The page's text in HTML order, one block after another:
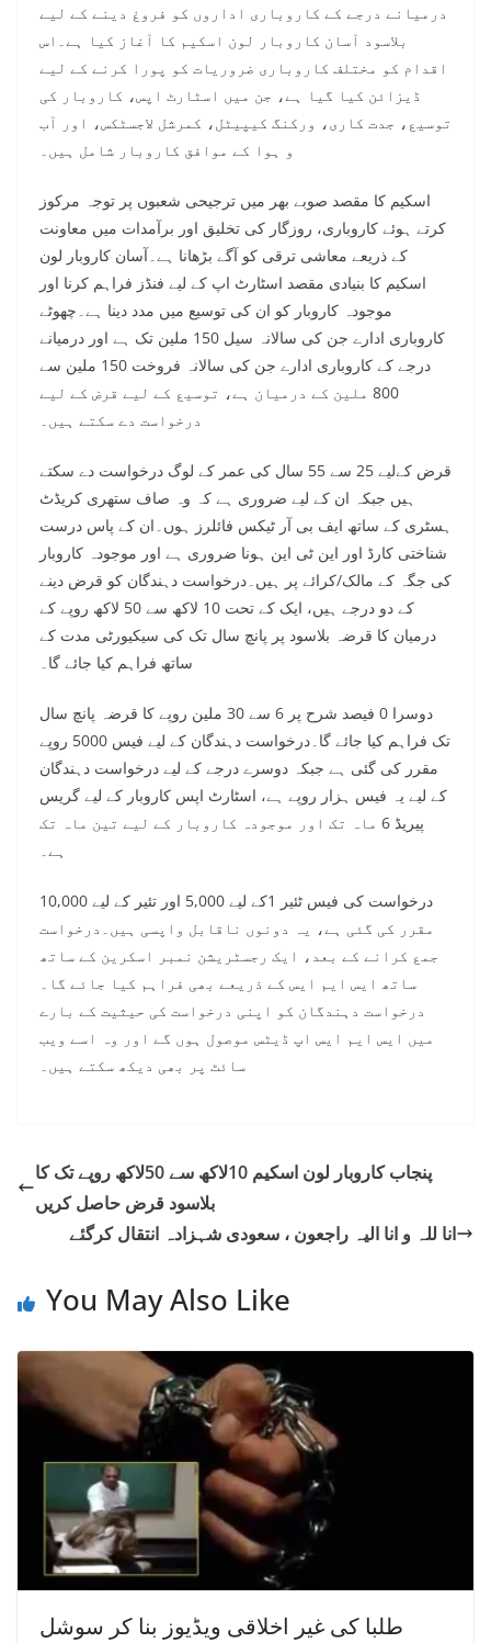
درمیانے درجے کے کاروباری اداروں کو فروغ دینے کے لیے
بلاسود آسان کاروبار لون اسکیم کا آغاز کیا ہے۔اس
اقدام کو مختلف کاروباری ضروریات کو پورا کرنے کے لیے
ڈیزائن کیا گیا ہے، جن میں اسٹارٹ اپس، کاروبار کی
توسیع، جدت کاری، ورکنگ کیپیٹل، کمرشل لاجسٹکس، اور آب
و ہوا کے موافق کاروبار شامل ہیں۔
اسکیم کا مقصد صوبے بھر میں ترجیحی شعبوں پر توجہ مرکوز
کرتے ہوئے کاروباری، روزگار کی تخلیق اور برآمدات میں معاونت
کے ذریعے معاشی ترقی کو آگے بڑھانا ہے۔آسان کاروبار لون
اسکیم کا بنیادی مقصد اسٹارٹ اپ کے لیے فنڈز فراہم کرنا اور
موجودہ کاروبار کو ان کی توسیع میں مدد دینا ہے۔چھوٹے
کاروباری ادارے جن کی سالانہ سیل 150 ملین تک ہے اور درمیانے
درجے کے کاروباری ادارے جن کی سالانہ فروخت 150 ملین سے
800 ملین کے درمیان ہے، توسیع کے لیے قرض کے لیے
درخواست دے سکتے ہیں۔
قرض کےلیے 25 سے 55 سال کی عمر کے لوگ درخواست دے سکتے
ہیں جبکہ ان کے لیے ضروری ہے کہ وہ صاف ستھری کریڈٹ
ہسٹری کے ساتھ ایف بی آر ٹیکس فائلرز ہوں۔ان کے پاس درست
شناختی کارڈ اور این ٹی این ہونا ضروری ہے اور موجودہ کاروبار
کی جگہ کے مالک/کرائے پر ہیں۔درخواست دہندگان کو قرض دینے
کے دو درجے ہیں، ایک کے تحت 10 لاکھ سے 50 لاکھ روپے کے
درمیان کا قرضہ بلاسود پر پانچ سال تک کی سیکیورٹی مدت کے
ساتھ فراہم کیا جائے گا۔
دوسرا 0 فیصد شرح پر 6 سے 30 ملین روپے کا قرضہ پانچ سال
تک فراہم کیا جائے گا۔درخواست دہندگان کے لیے فیس 5000 روپے
مقرر کی گئی ہے جبکہ دوسرے درجے کے لیے درخواست دہندگان
کے لیے یہ فیس ہزار روپے ہے، اسٹارٹ اپس کاروبار کے لیے گریس
پیریڈ 6 ماہ تک اور موجودہ کاروبار کے لیے تین ماہ تک
ہے۔
درخواست کی فیس ٹئیر 1کے لیے 5,000 اور تئیر کے لیے 10,000
مقرر کی گئی ہے، یہ دونوں ناقابل واپسی ہیں۔درخواست
جمع کرانے کے بعد، ایک رجسٹریشن نمبر اسکرین کے ساتھ
ساتھ ایس ایم ایس کے ذریعے بھی فراہم کیا جائے گا۔
درخواست دہندگان کو اپنی درخواست کی حیثیت کے بارے
میں ایس ایم ایس اپ ڈیٹس موصول ہوں گے اور وہ اسے ویب
سائٹ پر بھی دیکھ سکتے ہیں۔
پنجاب کاروبار لون اسکیم 10لاکھ سے 50لاکھ روپے تک کا
بلاسود قرض حاصل کریں
انا للہ و انا الیہ راجعون ، سعودی شہزادہ انتقال کرگئے
You May Also Like
طلبا کی غیر اخلاقی ویڈیوز بنا کر سوشل